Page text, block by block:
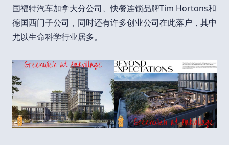
国福特汽车加拿大分公司、快餐连锁品牌Tim Hortons和
德国西门子公司，同时还有许多创业公司在此落户，其中
尤以生命科学行业居多。